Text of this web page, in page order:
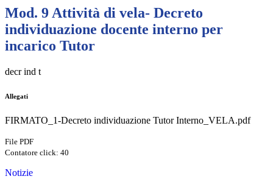
Mod. 9 Attività di vela- Decreto
individuazione docente interno per
incarico Tutor
decr ind t
Allegati
FIRMATO_1-Decreto individuazione Tutor Interno_VELA.pdf
File PDF
Contatore click: 40
Notizie